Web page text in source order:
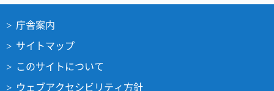
庁舎案内
サイトマップ
このサイトについて
ウェブアクセシビリティ方針